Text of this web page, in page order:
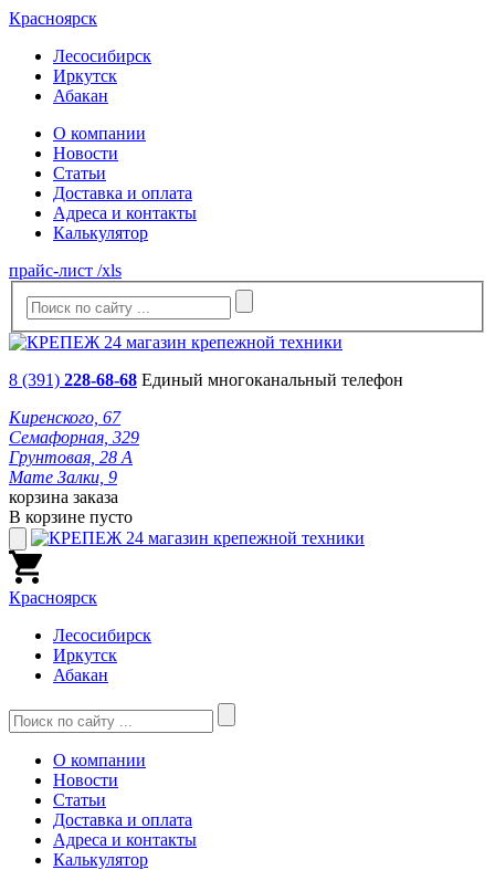
Красноярск
Лесосибирск
Иркутск
Абакан
О компании
Новости
Статьи
Доставка и оплата
Адреса и контакты
Калькулятор
прайс-лист /xls
8 (391) 228-68-68 Единый многоканальный телефон
Киренского, 67
Семафорная, 329
Грунтовая, 28 А
Мате Залки, 9
корзина заказа
В корзине пусто
Красноярск
Лесосибирск
Иркутск
Абакан
О компании
Новости
Статьи
Доставка и оплата
Адреса и контакты
Калькулятор